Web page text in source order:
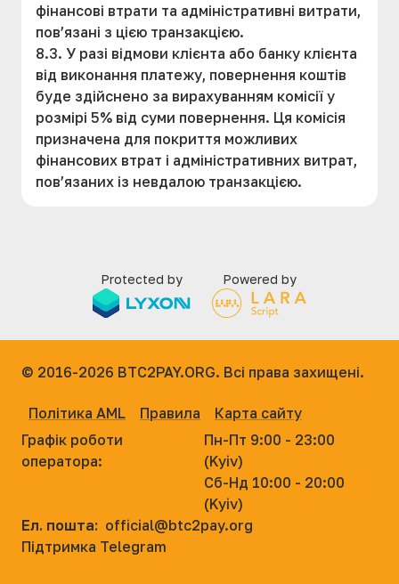
фінансові втрати та адміністративні витрати,
пов’язані з цією транзакцією.
8.3. У разі відмови клієнта або банку клієнта
від виконання платежу, повернення коштів
буде здійснено за вирахуванням комісії у
розмірі 5% від суми повернення. Ця комісія
призначена для покриття можливих
фінансових втрат і адміністративних витрат,
пов’язаних із невдалою транзакцією.
Protected by Powered by
© 2016-2026 BTC2PAY.ORG. Всі права захищені.
Політика AML Правила
Карта сайту
Графік роботи
оператора:
Пн-Пт 9:00 - 23:00
(Kyiv)
Сб-Нд 10:00 - 20:00
(Kyiv)
Ел. пошта: official@btc2pay.org
Підтримка Telegram